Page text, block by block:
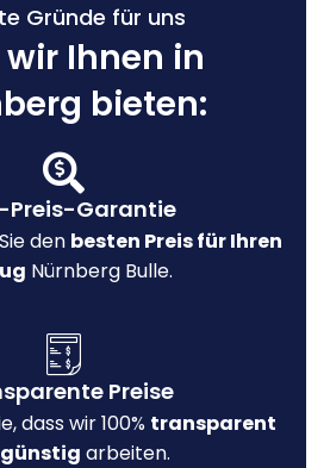
Gründe für uns
Ihnen in
bieten:
Preis-Garantie
den besten Preis für Ihren
Nürnberg Bulle.
Preise
dass wir 100% transparent
arbeiten.